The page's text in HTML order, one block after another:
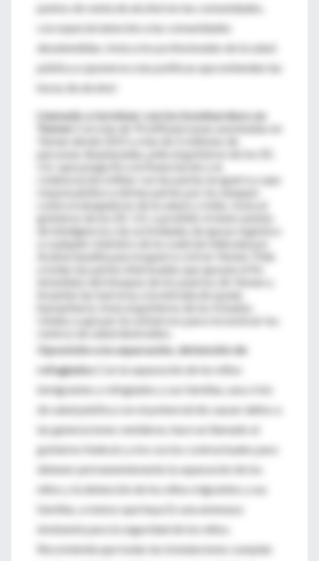
puntos de venta de alcohol en las comunidades,
con especial atención a las comunidades
desatendidas. Insta a los profesionales de la salud
pública a oponerse a las políticas que extienden las
horas de alcohol
Llamado a terminar con los bombardeos en
Con más de 91.600 personas asesinadas en
personas desplazadas, pide al gobierno de los EE.
colaboración militar con las partes en guerra y que
de inteligencia y las actividades de apoyo logístico
humanitaria. Insta al gobierno de los Estados
Unidos a apoyar los esfuerzos para reconstruir los
Oposición a la separación, detención de
refugiados Con la separación de los niños
inmigrantes y refugiados y sus familias, una crisis
de salud pública con el potencial de causar daños a
las generaciones venideras, hace un llamado al
gobierno federal y a los socios contractuales para
detener permanentemente la separación de los
niños y la detención de los niños migrantes y sus
familias, a menos que haya Es una amenaza
inminente para la seguridad de los niños.
Recomienda que todas las instalaciones cumplan